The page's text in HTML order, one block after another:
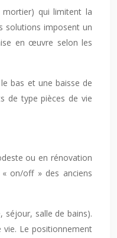
mortier) qui limitent la
solutions imposent un
en œuvre selon les
bas et une baisse de
de type pièces de vie
ou en rénovation
on/off » des anciens
séjour, salle de bains).
Le positionnement